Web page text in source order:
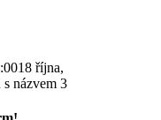
18 října,
s názvem 3